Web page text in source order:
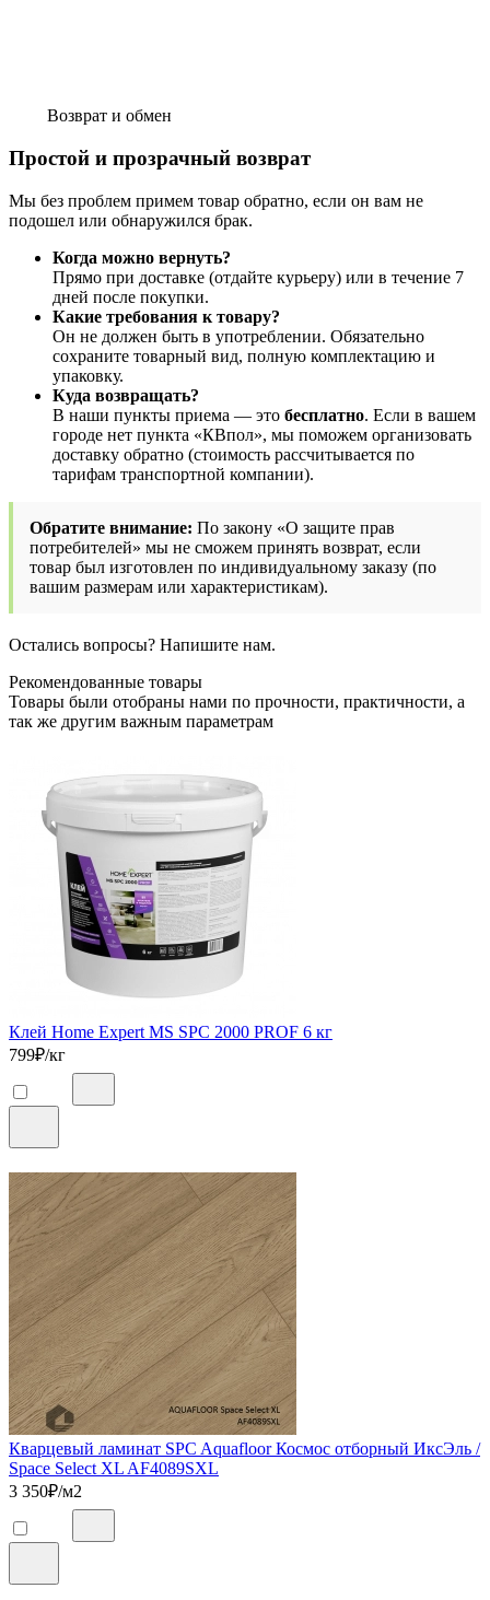
Возврат и обмен
Простой и прозрачный возврат
Мы без проблем примем товар обратно, если он вам не
подошел или обнаружился брак.
Когда можно вернуть?
Прямо при доставке (отдайте курьеру) или в течение 7
дней после покупки.
Какие требования к товару?
Он не должен быть в употреблении. Обязательно
сохраните товарный вид, полную комплектацию и
упаковку.
Куда возвращать?
В наши пункты приема — это бесплатно. Если в вашем
городе нет пункта «КВпол», мы поможем организовать
доставку обратно (стоимость рассчитывается по
тарифам транспортной компании).
Обратите внимание: По закону «О защите прав
потребителей» мы не сможем принять возврат, если
товар был изготовлен по индивидуальному заказу (по
вашим размерам или характеристикам).
Остались вопросы? Напишите нам.
Рекомендованные товары
Товары были отобраны нами по прочности, практичности, а
так же другим важным параметрам
Клей Home Expert MS SPC 2000 PROF 6 кг
799₽/кг
Кварцевый ламинат SPC Aquafloor Космос отборный ИксЭль /
Space Select XL AF4089SXL
3 350₽/м2